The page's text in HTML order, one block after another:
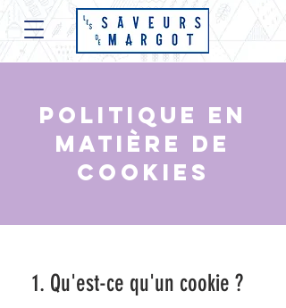
Politique en
matière de
cookies
1. Qu'est-ce qu'un cookie ?